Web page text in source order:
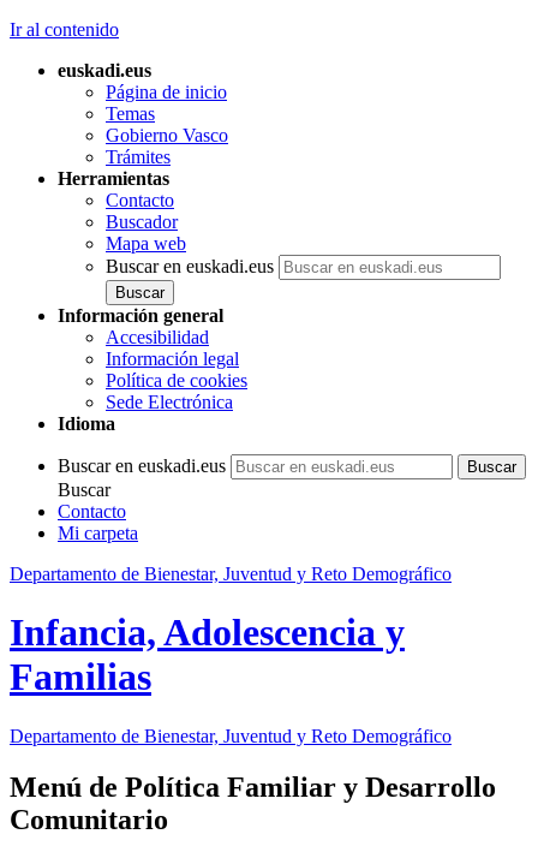
Ir al contenido
euskadi.eus
Página de inicio
Temas
Gobierno Vasco
Trámites
Herramientas
Contacto
Buscador
Mapa web
Buscar en euskadi.eus
Información general
Accesibilidad
Información legal
Política de cookies
Sede Electrónica
Idioma
Buscar en euskadi.eus
Buscar
Contacto
Mi carpeta
Departamento de Bienestar, Juventud y Reto Demográfico
Infancia, Adolescencia y
Familias
Departamento de Bienestar, Juventud y Reto Demográfico
Menú de Política Familiar y Desarrollo
Comunitario